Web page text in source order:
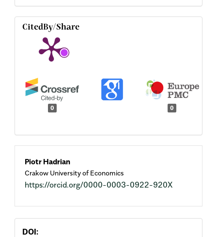
CitedBy/Share
0 0
Main
Article
Content
Piotr Hadrian
Crakow University of Economics
https://orcid.org/0000-0003-0922-920X
DOI: